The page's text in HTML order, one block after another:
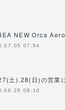
NEW Orca Aero
07:54
土).28(日)の営業
08:10